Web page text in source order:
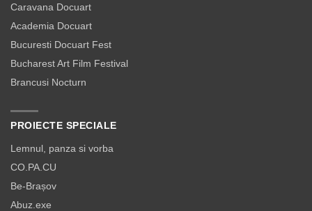
Caravana Docuart
Academia Docuart
Bucuresti Docuart Fest
Bucharest Art Film Festival
Brancusi Nocturn
PROIECTE SPECIALE
Lemnul, panza si vorba
CO.PA.CU
Be-Brașov
Abuz.exe